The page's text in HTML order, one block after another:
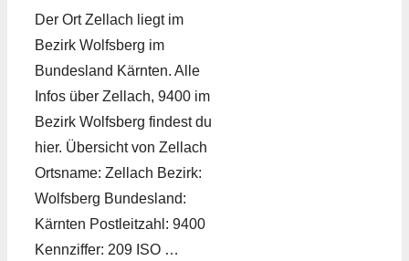
Der Ort Zellach liegt im
Bezirk Wolfsberg im
Bundesland Kärnten. Alle
Infos über Zellach, 9400 im
Bezirk Wolfsberg findest du
hier. Übersicht von Zellach
Ortsname: Zellach Bezirk:
Wolfsberg Bundesland:
Kärnten Postleitzahl: 9400
Kennziffer: 209 ISO …